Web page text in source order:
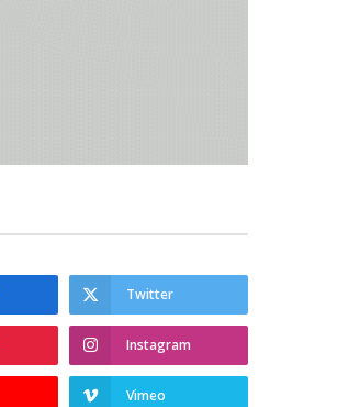
Twitter
Instagram
Vimeo